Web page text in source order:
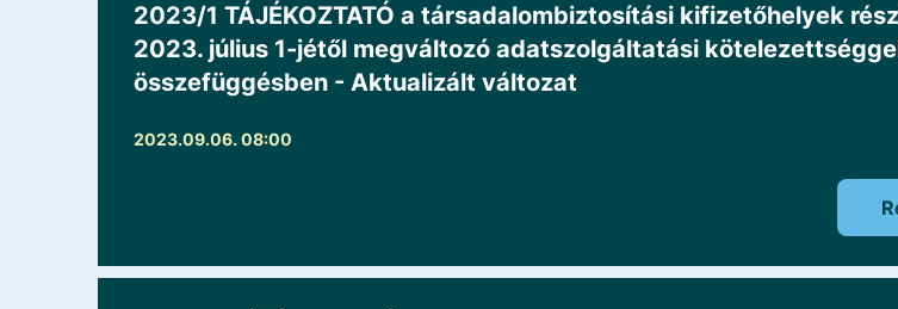
2023/1 TÁJÉKOZTATÓ a társadalombiztosítási kifizetőhelyek
2023. július 1-jétől megváltozó adatszolgáltatási
összefüggésben - Aktualizált változat
2023.09.06. 08:00